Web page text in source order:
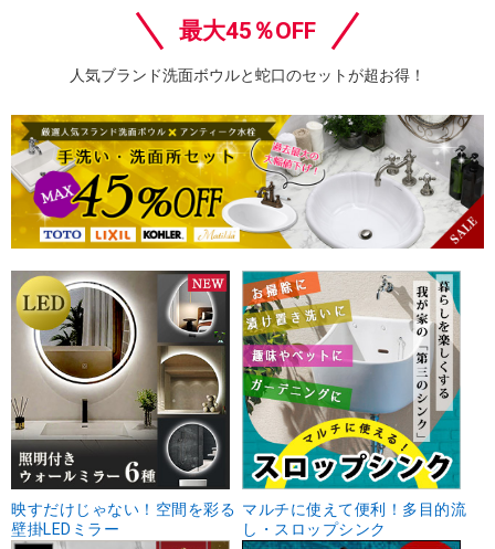
最大45％OFF
人気ブランド洗面ボウルと蛇口のセットが超お得！
映すだけじゃない！空間を彩る
壁掛LEDミラー
マルチに使えて便利！多目的流
し・スロップシンク